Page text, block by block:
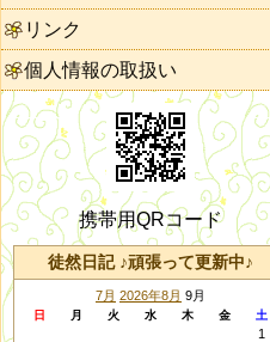
リンク
個人情報の取扱い
携帯用QRコード
徒然日記 ♪頑張って更新中♪
7月 2026年8月 9月
日 月 火 水 木 金 土
1